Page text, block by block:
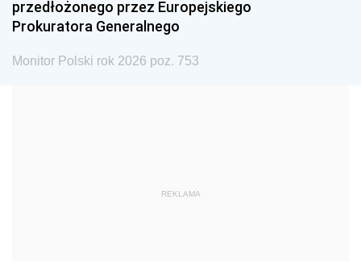
1978 1977
1975 1974
1959
przedłożonego przez Europejskiego
Prokuratora Generalnego
Monitor Polski rok 2026 poz. 753
REKLAMA